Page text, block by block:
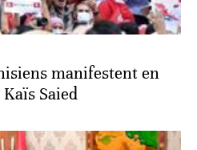
manifestent en
Saied